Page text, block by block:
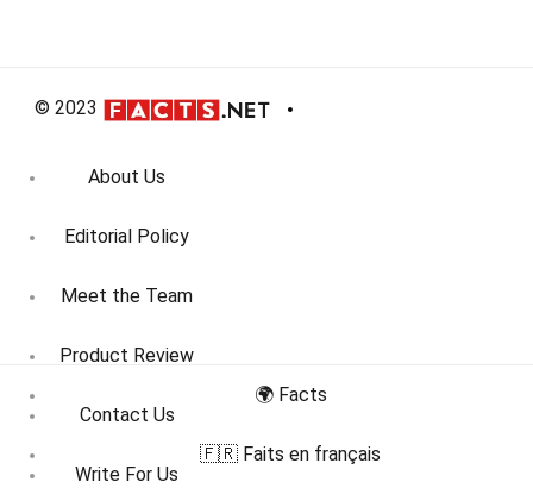
© 2023
About Us
Editorial Policy
Meet the Team
Product Review
Contact Us
Write For Us
🌍 Facts
🇫🇷 Faits en français